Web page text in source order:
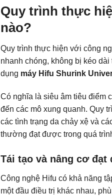
Quy trình thực
nào?
Quy trình thực hiện với công
nhanh chóng, không bị kéo
dụng máy Hifu Shurink
Có nghĩa là siêu âm tiêu điểm
đến các mô xung quanh. Quy
các tình trạng da chảy xệ và
thường đạt được trong quá
Tái tạo và nâng cơ
Công nghệ Hifu có khả năng
một đầu điều trị khác nhau,